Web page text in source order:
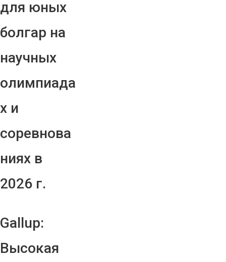
для юных
болгар на
научных
олимпиада
х и
соревнова
ниях в
2026 г.
Gallup:
Высокая